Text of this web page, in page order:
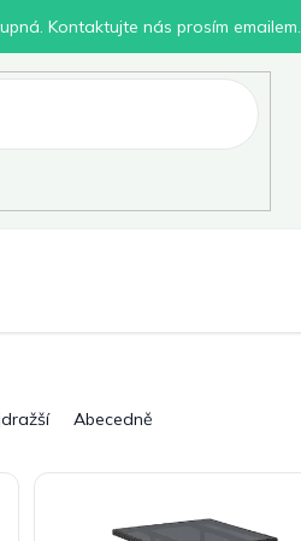
Kontaktujte nás prosím emailem.
Abecedně